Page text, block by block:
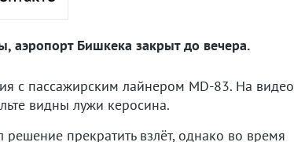
аэропорт Бишкека закрыт до вечера.
с пассажирским лайнером MD-83. На видео
видны лужи керосина.
прекратить взлёт, однако во время